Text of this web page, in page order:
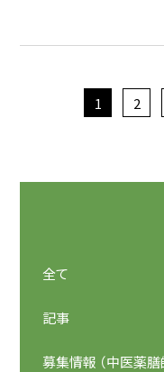
1 2
全て
記事
募集情報 （中医薬膳